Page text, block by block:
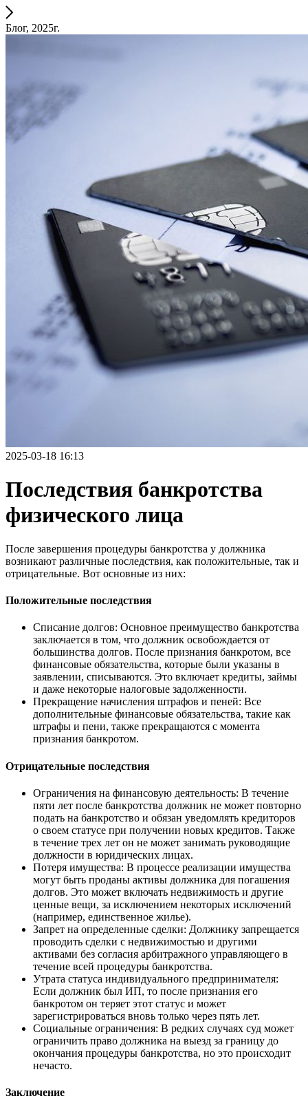
Блог, 2025г.
2025-03-18 16:13
Последствия банкротства
физического лица
После завершения процедуры банкротства у должника
возникают различные последствия, как положительные, так и
отрицательные. Вот основные из них:
Положительные последствия
Списание долгов: Основное преимущество банкротства
заключается в том, что должник освобождается от
большинства долгов. После признания банкротом, все
финансовые обязательства, которые были указаны в
заявлении, списываются. Это включает кредиты, займы
и даже некоторые налоговые задолженности.
Прекращение начисления штрафов и пеней: Все
дополнительные финансовые обязательства, такие как
штрафы и пени, также прекращаются с момента
признания банкротом.
Отрицательные последствия
Ограничения на финансовую деятельность: В течение
пяти лет после банкротства должник не может повторно
подать на банкротство и обязан уведомлять кредиторов
о своем статусе при получении новых кредитов. Также
в течение трех лет он не может занимать руководящие
должности в юридических лицах.
Потеря имущества: В процессе реализации имущества
могут быть проданы активы должника для погашения
долгов. Это может включать недвижимость и другие
ценные вещи, за исключением некоторых исключений
(например, единственное жилье).
Запрет на определенные сделки: Должнику запрещается
проводить сделки с недвижимостью и другими
активами без согласия арбитражного управляющего в
течение всей процедуры банкротства.
Утрата статуса индивидуального предпринимателя:
Если должник был ИП, то после признания его
банкротом он теряет этот статус и может
зарегистрироваться вновь только через пять лет.
Социальные ограничения: В редких случаях суд может
ограничить право должника на выезд за границу до
окончания процедуры банкротства, но это происходит
нечасто.
Заключение